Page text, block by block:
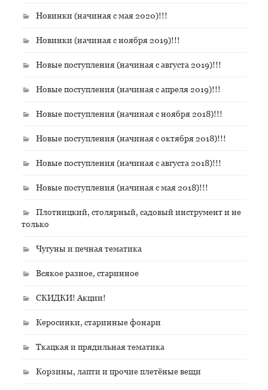
Новинки (начиная с мая 2020)!!!
Новинки (начиная с ноября 2019)!!!
Новые поступления (начиная с августа 2019)!!!
Новые поступления (начиная с апреля 2019)!!!
Новые поступления (начиная с ноября 2018)!!!
Новые поступления (начиная с октября 2018)!!!
Новые поступления (начиная с августа 2018)!!!
Новые поступления (начиная с мая 2018)!!!
Плотницкий, столярный, садовый инструмент и не
только
Чугуны и печная тематика
Всякое разное, старинное
СКИДКИ! Акции!
Керосинки, старинные фонари
Ткацкая и прядильная тематика
Корзины, лапти и прочие плетёные вещи